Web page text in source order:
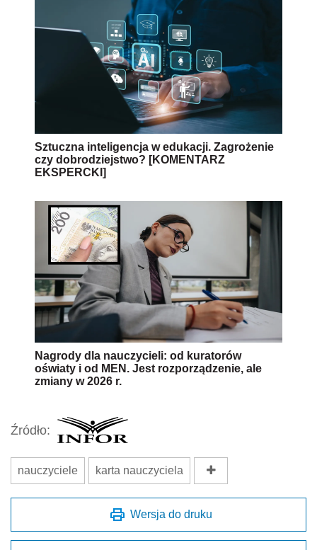
Sztuczna inteligencja w edukacji. Zagrożenie
czy dobrodziejstwo? [KOMENTARZ
EKSPERCKI]
Nagrody dla nauczycieli: od kuratorów
oświaty i od MEN. Jest rozporządzenie, ale
zmiany w 2026 r.
Źródło:
nauczyciele karta nauczyciela
Wersja do druku